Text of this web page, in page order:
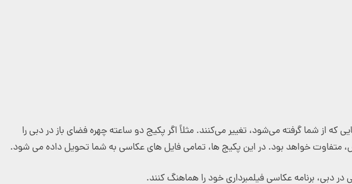
عکس‌هایی که از شما گرفته می‌شود، تغییر می‌کنند. مثلاً اگر پکیج دو ساعته چهره فضای باز در دبی را
خواهد بود. در این پکیج ها، تمامی فایل های عکاسی به شما تحویل داده می شود.